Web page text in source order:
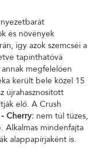
és növények
így azok szemcséi a
tapinthatóvá
megfelelően
került bele közel 15
újrahasznosított
elő. A Crush
Cherry: nem túl tüzes,
Alkalmas mindenfajta
alappapírjaként is.